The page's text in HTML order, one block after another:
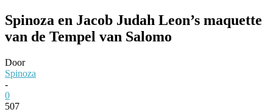
Spinoza en Jacob Judah Leon’s maquette
van de Tempel van Salomo
Door
Spinoza
-
0
507